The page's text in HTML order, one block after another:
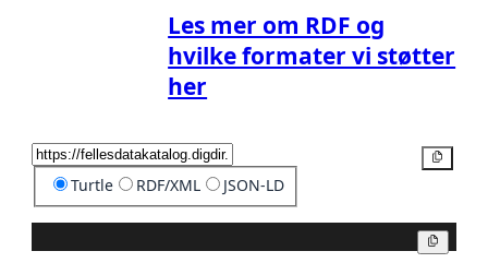
Les mer om RDF og
hvilke formater vi støtter
her
Turtle RDF/XML JSON-LD